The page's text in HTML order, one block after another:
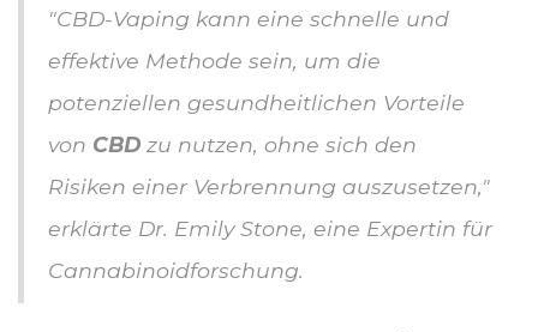
"CBD-Vaping kann eine schnelle und
effektive Methode sein, um die
potenziellen gesundheitlichen Vorteile
von CBD zu nutzen, ohne sich den
Risiken einer Verbrennung auszusetzen,"
erklärte Dr. Emily Stone, eine Expertin für
Cannabinoidforschung.